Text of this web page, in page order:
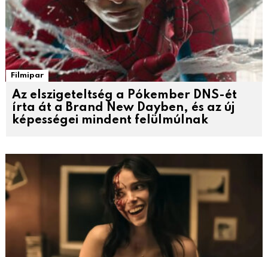
Filmipar
Az elszigeteltség a Pókember DNS-ét
írta át a Brand New Dayben, és az új
képességei mindent felülmúlnak